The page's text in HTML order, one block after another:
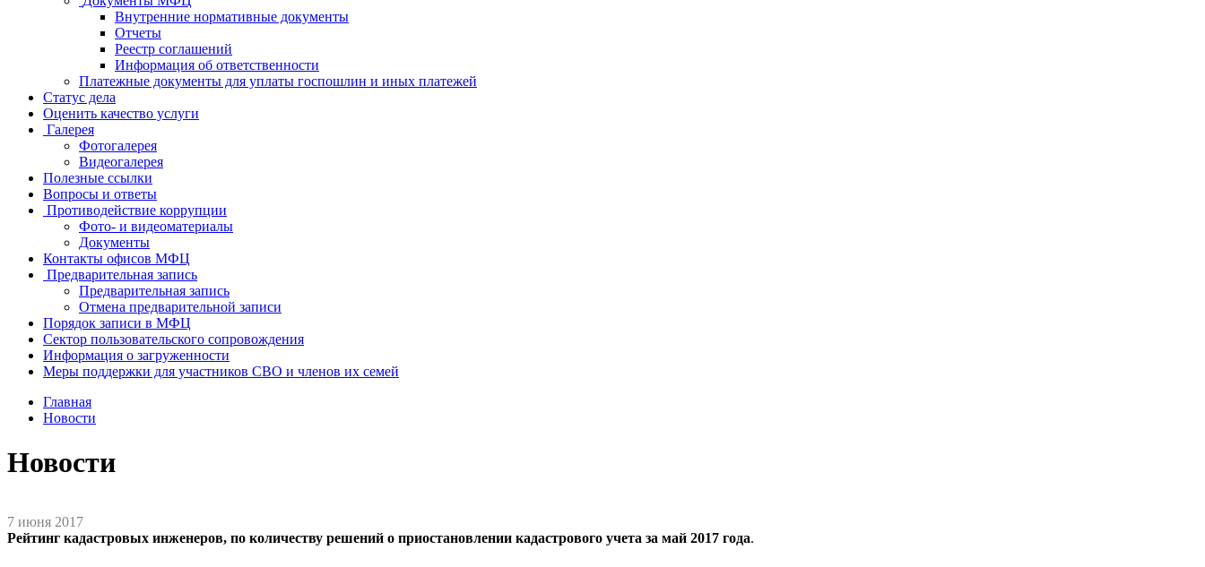
Внутренние нормативные документы
Отчеты
Реестр соглашений
Информация об ответственности
Платежные документы для уплаты госпошлин и иных платежей
Статус дела
Оценить качество услуги
Галерея
Фотогалерея
Видеогалерея
Полезные ссылки
Вопросы и ответы
Противодействие коррупции
Фото- и видеоматериалы
Документы
Контакты офисов МФЦ
Предварительная запись
Предварительная запись
Отмена предварительной записи
Порядок записи в МФЦ
Сектор пользовательского сопровождения
Информация о загруженности
Меры поддержки для участников СВО и членов их семей
Главная
Новости
Новости
7 июня 2017
Рейтинг кадастровых инженеров, по количеству решений о приостановлении кадастрового учета за май 2017 года.